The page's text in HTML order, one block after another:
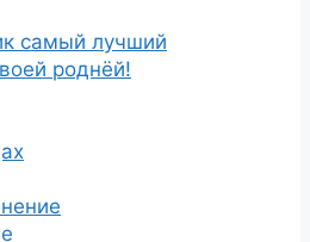
самый лучший
роднёй!